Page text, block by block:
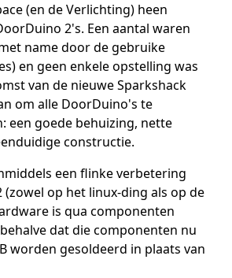
(en de Verlichting) heen
2's. Een aantal waren
name door de gebruike
en geen enkele opstelling was
van de nieuwe Sparkshack
om alle DoorDuino's te
een goede behuizing, nette
constructie.
een flinke verbetering
op het linux-ding als op de
is qua componenten
dat die componenten nu
worden gesoldeerd in plaats van